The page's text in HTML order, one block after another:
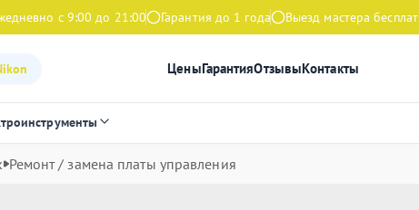
с 9:00 до 21:00 Гарантия до 1 года Выезд мастера
ЦеныГарантияОтзывыКонтакты
Ремонт / замена платы управления